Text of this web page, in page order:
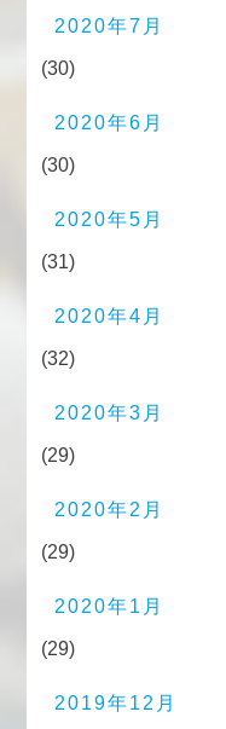
2020年7月
(30)
2020年6月
(30)
2020年5月
(31)
2020年4月
(32)
2020年3月
(29)
2020年2月
(29)
2020年1月
(29)
2019年12月